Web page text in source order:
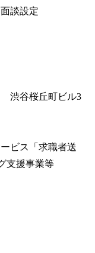
談設定
渋谷桜丘町ビル3
ビス「求職者送
支援事業等